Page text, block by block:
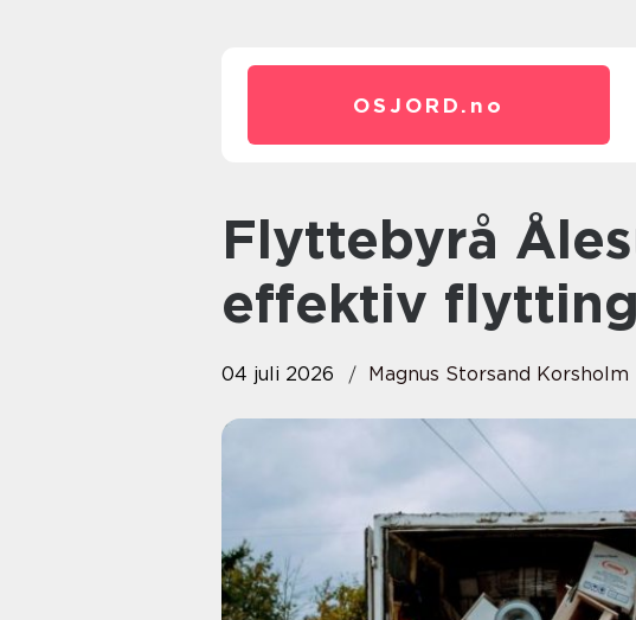
OSJORD. no
Flyttebyrå Ålesund trygg og
effektiv
04 juli 2026 Magnus Storsand Korsholm